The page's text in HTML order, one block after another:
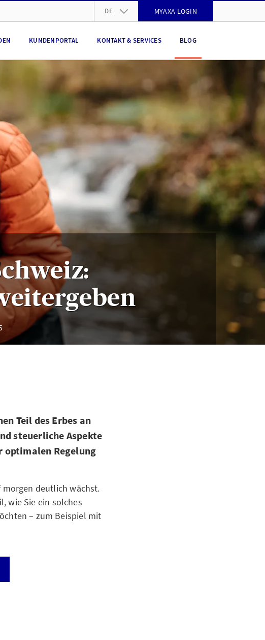
DE
EN
MYAXA LOGIN
KUNDENPORTAL KONTAKT & SERVICES BLOG
Teil des Erbes an
steuerliche Aspekte
optimalen Regelung
morgen deutlich wächst.
wie Sie ein solches
– zum Beispiel mit